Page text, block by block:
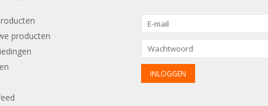
producten